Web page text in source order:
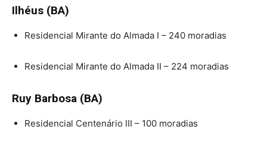
Ilhéus (BA)
Residencial Mirante do Almada I – 240 moradias
Residencial Mirante do Almada II – 224 moradias
Ruy Barbosa (BA)
Residencial Centenário III – 100 moradias